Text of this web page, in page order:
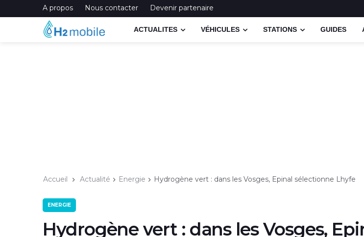
A propos Nous contacter Devenir partenaire
ACTUALITES VÉHICULES STATIONS GUIDES
Accueil Actualité Energie Hydrogène vert : dans les Vosges, Epinal sélectionne Lhyfe
ENERGIE
Hydrogène vert : dans les Vosges,